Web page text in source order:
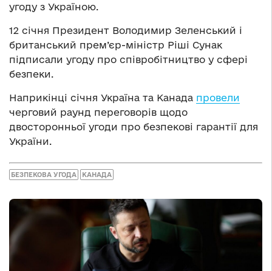
угоду з Україною.
12 січня Президент Володимир Зеленський і
британський прем’єр-міністр Ріші Сунак
підписали угоду про співробітництво у сфері
безпеки.
Наприкінці січня Україна та Канада провели
черговий раунд переговорів щодо
двосторонньої угоди про безпекові гарантії для
України.
БЕЗПЕКОВА УГОДА КАНАДА